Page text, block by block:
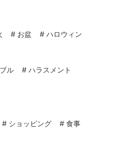
# お盆 # ハロウィン
ル # ハラスメント
# ショッピング # 食事